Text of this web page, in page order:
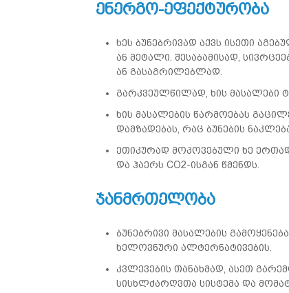
ენერგო-ეფექტურობა
ხეს ბუნებრივად აქვს ისეთი
ან მეტალი. შესაბამისად,
ან გასაგრილებლად.
გარკვეულწილად, ხის მასალები
ხის მასალების წარმოებას
დამზადებას, რაც ბუნების
ეთიკურად მოპოვებული ხე
და ჰაერს CO2-ისგან წმენდს.
ჯანმრთელობა
ბუნებრივი მასალების
ხელოვნური ალტერნატივების.
კვლევების თანახმად, ასეთ
სისხლძარღვთა სისტემა და